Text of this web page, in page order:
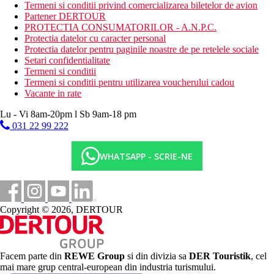
bar langa piscina
bar pe plaja
piscina (cu posibilitate de incalzire in sezonul de iarna),
sezlonguri, umbrele si prosoape gratuite
mini-club
galerie comerciala
Descrierea plajei
plaja cu nisip chiar langa hotel
sezlonguri, umbrele si prosoape gratuite
tir cu arcul
evenimente sportive live (transmisiuni)
muzica/spectacol live
plaja
divertisment de seara
animatori
snorkelling
Activitati sportive contra cost
scufundari
Spa
Termeni si conditii privind comercializarea biletelor de avion
Partener DERTOUR
PROTECTIA CONSUMATORILOR - A.N.P.C.
Protectia datelor cu caracter personal
Protectia datelor pentru paginile noastre de pe retelele sociale
Setari confidentialitate
Termeni si conditii
Termeni si conditii pentru utilizarea voucherului cadou
Vacante in rate
Lu - Vi 8am-20pm l Sb 9am-18 pm
031 22 99 222
WHATSAPP - SCRIE-NE
Copyright © 2026, DERTOUR
Facem parte din REWE Group si din divizia sa DER Touristik, cel
mai mare grup central-european din industria turismului.